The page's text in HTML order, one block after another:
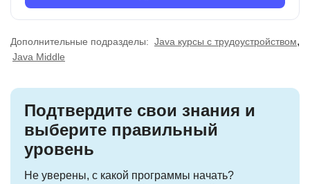
Дополнительные подразделы: Java курсы с трудоустройством,
Java Middle
Подтвердите свои знания и
выберите правильный
уровень
Не уверены, с какой программы начать?